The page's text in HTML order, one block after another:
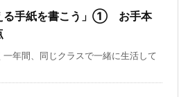
る手紙を書こう」① お手本
年間、同じクラスで一緒に生活して